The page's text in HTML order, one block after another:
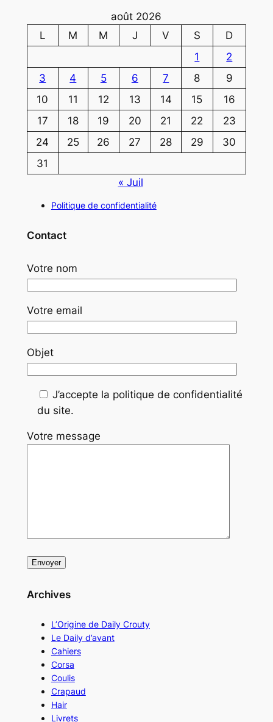
août 2026
L
M M J V S
D
1
2
3
4 5 6 7 8
9
10
11 12 13 14 15
16
17
18 19 20 21 22
23
24
25 26 27 28 29
30
31
« Juil
Politique de confidentialité
Contact
Votre nom
Votre email
Objet
J’accepte la politique de confidentialité
du site.
Votre message
Archives
L’Origine de Daily Crouty
Le Daily d’avant
Cahiers
Corsa
Coulis
Crapaud
Hair
Livrets